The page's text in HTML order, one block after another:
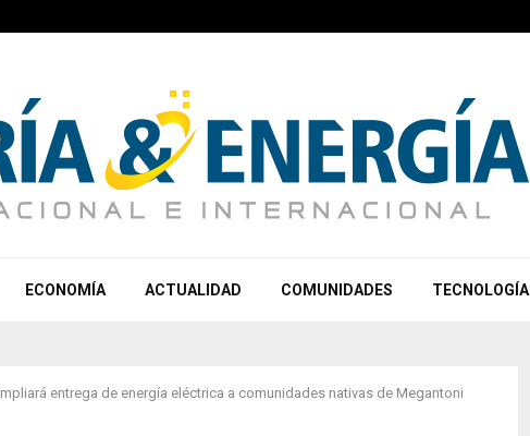
ECONOMÍA ACTUALIDAD COMUNIDADES TECNOLOGÍA
entrega de energía eléctrica a comunidades nativas de Megantoni